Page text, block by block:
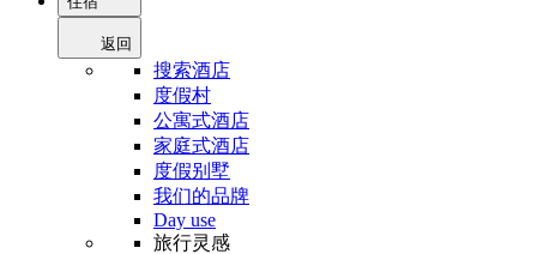
返回
搜索酒店
度假村
公寓式酒店
家庭式酒店
度假别墅
我们的品牌
Day use
旅行灵感